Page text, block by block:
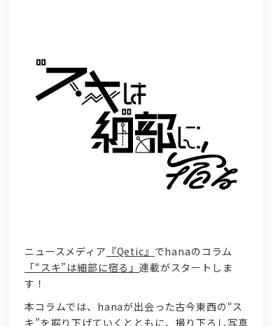
ニュースメディア 『Qetic』 でhanaのコラム
「“スキ”は細部に宿る」連載がスタートしま
す！
本コラムでは、hanaが出会った古今東西の“ス
キ”を掘り下げていくとともに、撮り下ろし写真